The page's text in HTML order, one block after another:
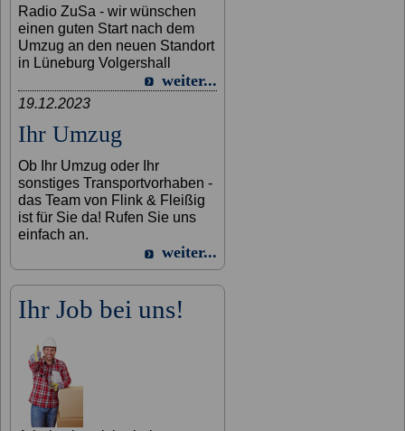
Radio ZuSa - wir wünschen
einen guten Start nach dem
Umzug an den neuen Standort
in Lüneburg Volgershall
weiter...
19.12.2023
Ihr Umzug
Ob Ihr Umzug oder Ihr
sonstiges Transportvorhaben -
das Team von Flink & Fleißig
ist für Sie da! Rufen Sie uns
einfach an.
weiter...
Ihr Job bei uns!